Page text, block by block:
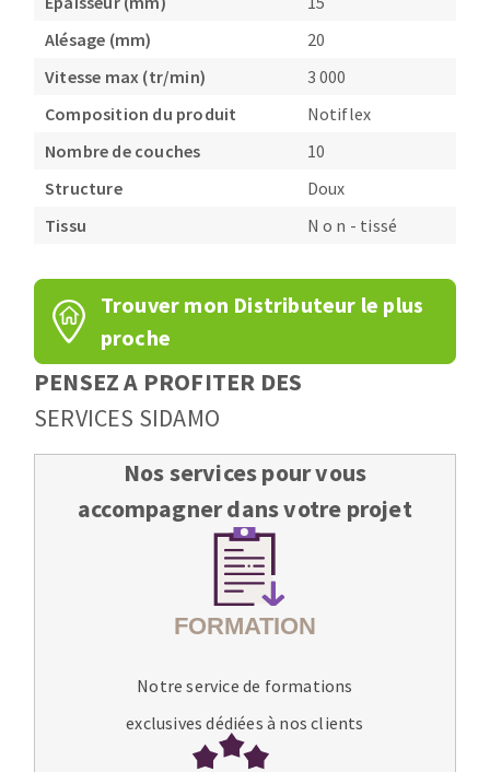
Alésage (mm)
20
Vitesse max (tr/min)
3 000
Composition du produit
Notiflex
Nombre de couches
10
Structure
Doux
Tissu
N o n - tissé
Trouver mon Distributeur le plus
proche
PENSEZ A PROFITER DES
SERVICES SIDAMO
Nos services pour vous
accompagner dans votre projet
Notre service de formations
exclusives dédiées à nos clients